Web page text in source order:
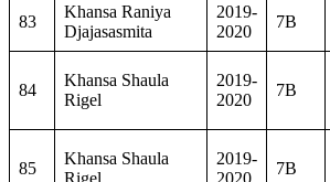
83
Khansa Raniya
Djajasasmita
2019-
2020
7B
84
Khansa Shaula
Rigel
2019-
2020
7B
85
Khansa Shaula
Rigel
2019-
2020
7B